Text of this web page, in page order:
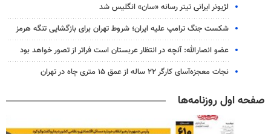
لژیونر ایرانی تیتر رسانه «سان» انگلیس شد
شکست جنگ ترامپ علیه ایران؛ شروط تهران برای بازگشایی تنگه هرمز
عضو انصارالله: آنچه در انتظار عربستان است فراتر از تصور خواهد بود
نجات معجزه‌آسای کارگر ۲۲ ساله از عمق ۱۵ متری چاه در تهران
صفحه اول روزنامه‌ها